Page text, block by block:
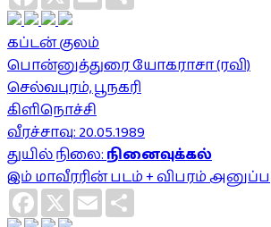
கப்டன் குலம்
பொன்னுத்துரை யோகராசா (ரவி)
செல்வபுரம், பூநகரி
கிளிநொச்சி
வீரச்சாவு: 20.05.1989
துயில் நிலை:நினைவுக்கல்
இம் மாவீரரின் படம் + விபரம் அனுப்ப
Facebook
X Email